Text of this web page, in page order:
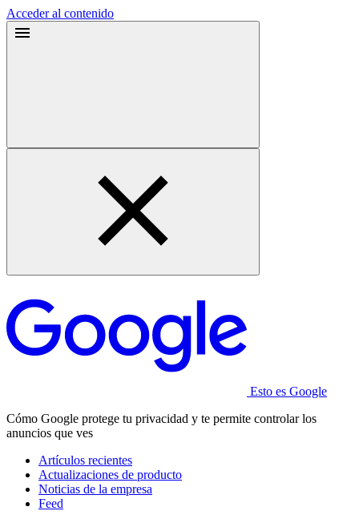
Acceder al contenido
Esto es Google
Cómo Google protege tu privacidad y te permite controlar los
anuncios que ves
Artículos recientes
Actualizaciones de producto
Noticias de la empresa
Feed